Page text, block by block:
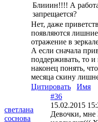
Блииин!!!! А
запрещается?
Нет, даже
появляются
отражение в
А если сначала
поддерживать, то
наконец понять,
месяца скину
Цитировать
Имя
светлана
соснова
#36
15.02.2015
Девочки, мне